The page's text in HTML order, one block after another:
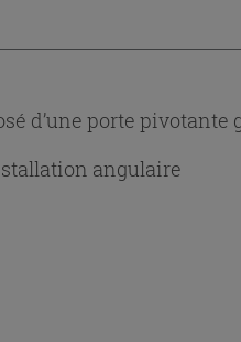
d’une porte pivotante
angulaire